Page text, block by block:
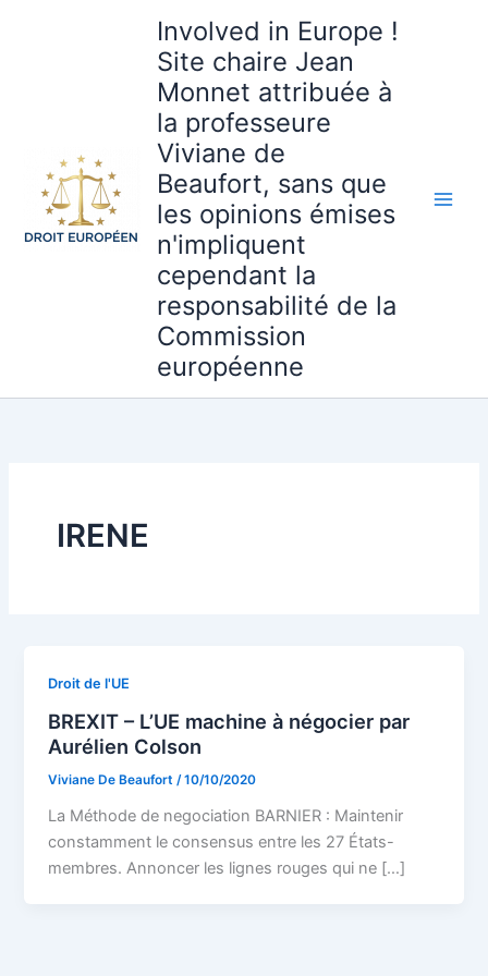
Involved in Europe !
Site chaire Jean
Monnet attribuée à
la professeure
Viviane de
Beaufort, sans que
les opinions émises
n'impliquent
cependant la
responsabilité de la
Commission
européenne
IRENE
Droit de l'UE
BREXIT – L’UE machine à négocier par
Aurélien Colson
Viviane De Beaufort /10/10/2020
La Méthode de negociation BARNIER : Maintenir
constamment le consensus entre les 27 États-
membres. Annoncer les lignes rouges qui ne […]